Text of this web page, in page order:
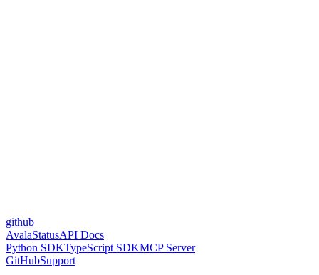
github
AvalaStatusAPI Docs
Python SDKTypeScript SDKMCP Server
GitHubSupport